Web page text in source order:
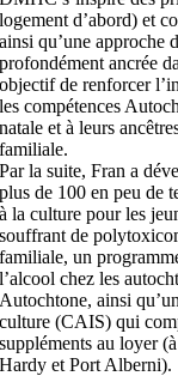
logement d’abord) et
ainsi qu’une approche
profondément ancrée
objectif de renforcer
les compétences
natale et à leurs
familiale.
Par la suite, Fran a
plus de 100 en peu de
à la culture pour les
souffrant de
familiale, un
l’alcool chez les
Autochtone, ainsi
culture (CAIS) qui
suppléments au loyer
Hardy et Port Alberni).